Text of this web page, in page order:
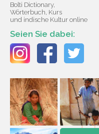
Bolti Dictionary,
Wörterbuch, Kurs
und indische Kultur online
Seien Sie dabei: